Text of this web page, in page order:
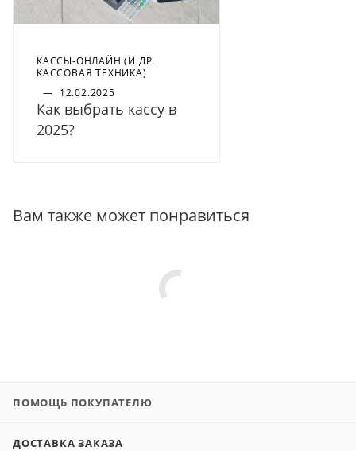
КАССЫ-ОНЛАЙН (И ДР.
КАССОВАЯ ТЕХНИКА)
— 12.02.2025
Как выбрать кассу в
2025?
Вам также может понравиться
ПОМОЩЬ ПОКУПАТЕЛЮ
ДОСТАВКА ЗАКАЗА